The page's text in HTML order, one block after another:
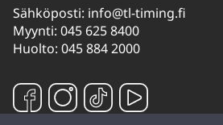
Sähköposti: info@tl-timing.fi
Myynti: 045 625 8400
Huolto: 045 884 2000